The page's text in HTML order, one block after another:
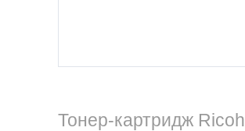
Тонер-картридж Ricoh